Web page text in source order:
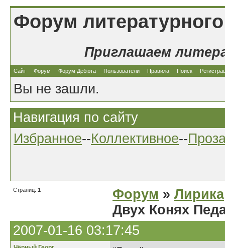
Форум
Приглашаем
Сайт Форум Форум Дебюта Пользователи Правила Поиск
Вы не зашли.
Навигация по сайту
Избранное--Коллективное--
Страниц: 1 Форум » Лирика
Двух Конях
2007-01-16 03:17:45